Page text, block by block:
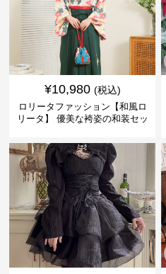
¥10,980 (税込)
ロリータファッション【和風ロ
リータ】 優美な袴姿の和装セッ